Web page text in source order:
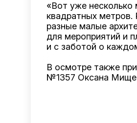
«Вот уже
квадратных метров.
разные малые
для мероприятий и
и с заботой о
В осмотре также
№1357 Оксана